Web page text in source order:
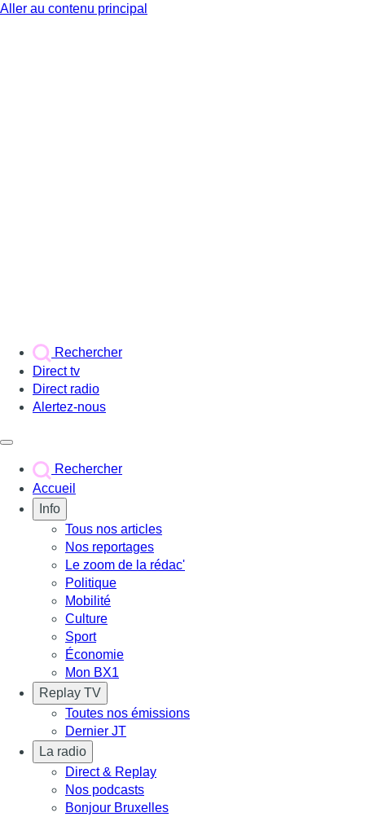
Aller au contenu principal
Rechercher
Direct tv
Direct radio
Alertez-nous
Rechercher
Accueil
Info
Tous nos articles
Nos reportages
Le zoom de la rédac'
Politique
Mobilité
Culture
Sport
Économie
Mon BX1
Replay TV
Toutes nos émissions
Dernier JT
La radio
Direct & Replay
Nos podcasts
Bonjour Bruxelles